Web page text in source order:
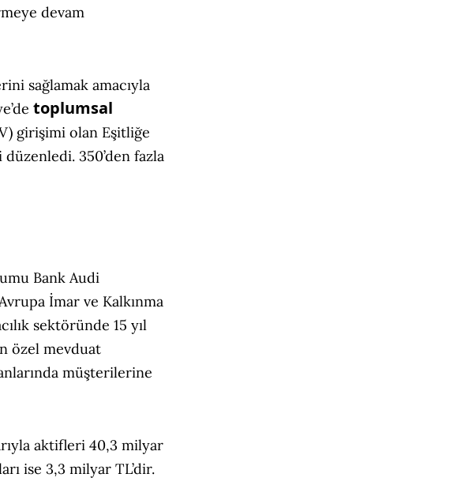
devam
sağlamak amacıyla
toplumsal
girişimi olan Eşitliğe
düzenledi. 350’den fazla
Bank Audi
İmar ve Kalkınma
sektöründe 15 yıl
özel mevduat
müşterilerine
aktifleri 40,3 milyar
ise 3,3 milyar TL’dir.